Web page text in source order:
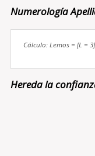
Numerología
Cálculo: Lemos = [L =
Hereda la